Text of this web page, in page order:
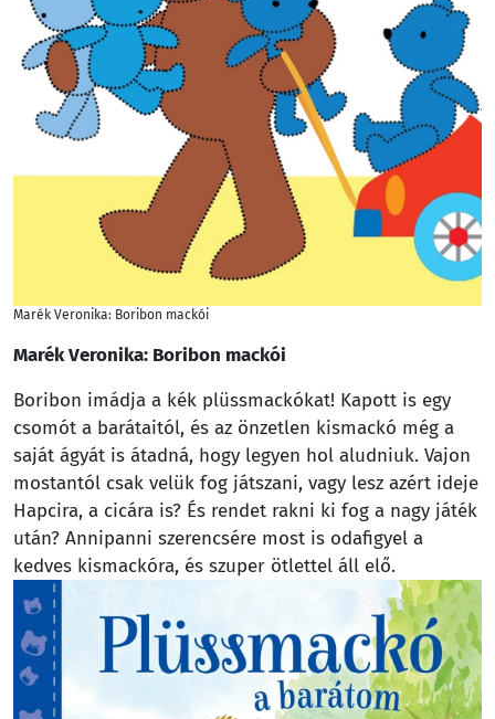
Marék Veronika: Boribon mackói
Marék Veronika: Boribon mackói
Boribon imádja a kék plüssmackókat! Kapott is egy
csomót a barátaitól, és az önzetlen kismackó még a
saját ágyát is átadná, hogy legyen hol aludniuk. Vajon
mostantól csak velük fog játszani, vagy lesz azért ideje
Hapcira, a cicára is? És rendet rakni ki fog a nagy játék
után? Annipanni szerencsére most is odafigyel a
kedves kismackóra, és szuper ötlettel áll elő.